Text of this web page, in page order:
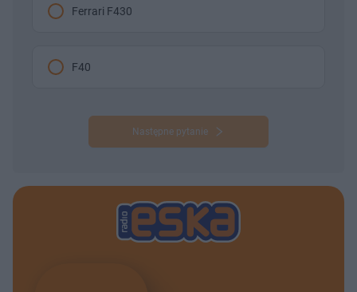
Ferrari F430
F40
Następne pytanie